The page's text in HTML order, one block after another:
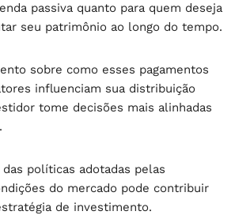
passiva quanto para quem deseja
seu patrimônio ao longo do tempo.
sobre como esses pagamentos
influenciam sua distribuição
tome decisões mais alinhadas
políticas adotadas pelas
do mercado pode contribuir
de investimento.